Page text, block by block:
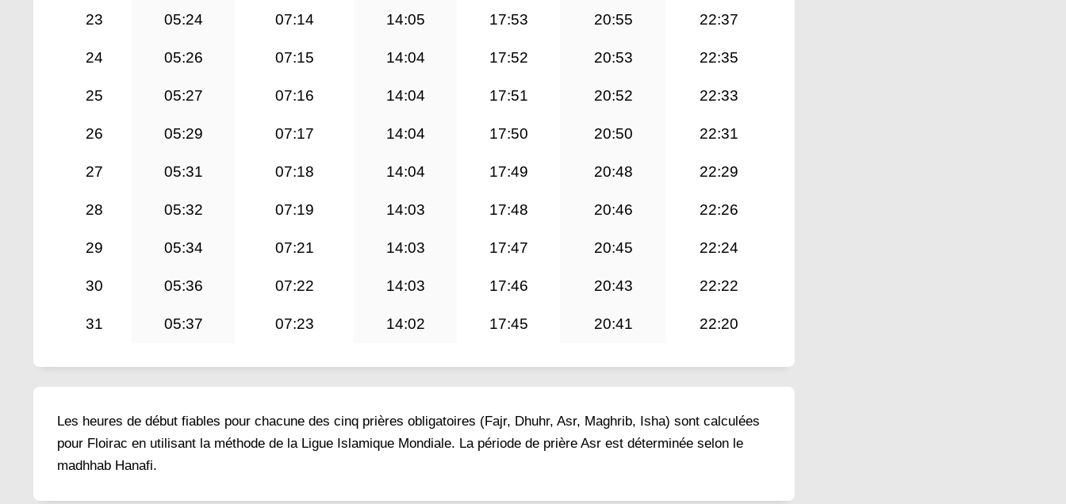
23 05:24 07:14 14:05 17:53 20:55 22:37
24 05:26 07:15 14:04 17:52 20:53 22:35
25 05:27 07:16 14:04 17:51 20:52 22:33
26 05:29 07:17 14:04 17:50 20:50 22:31
27 05:31 07:18 14:04 17:49 20:48 22:29
28 05:32 07:19 14:03 17:48 20:46 22:26
29 05:34 07:21 14:03 17:47 20:45 22:24
30 05:36 07:22 14:03 17:46 20:43 22:22
31 05:37 07:23 14:02 17:45 20:41 22:20
Les heures de début fiables pour chacune des cinq prières obligatoires (Fajr, Dhuhr, Asr, Maghrib, Isha) sont calculées
pour Floirac en utilisant la méthode de la Ligue Islamique Mondiale. La période de prière Asr est déterminée selon le
madhhab Hanafi.